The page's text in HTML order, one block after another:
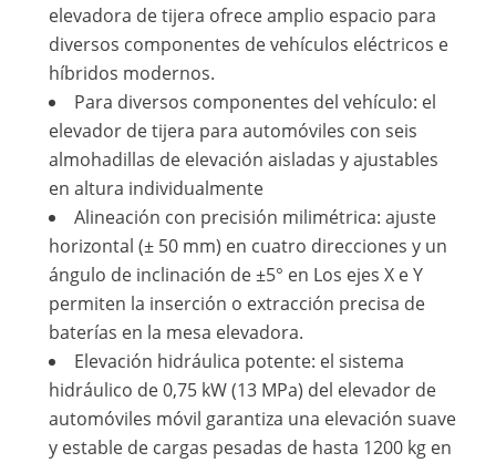
elevadora de tijera ofrece amplio espacio para
diversos componentes de vehículos eléctricos e
híbridos modernos.
Para diversos componentes del vehículo: el
elevador de tijera para automóviles con seis
almohadillas de elevación aisladas y ajustables
en altura individualmente
Alineación con precisión milimétrica: ajuste
horizontal (± 50 mm) en cuatro direcciones y un
ángulo de inclinación de ±5° en Los ejes X e Y
permiten la inserción o extracción precisa de
baterías en la mesa elevadora.
Elevación hidráulica potente: el sistema
hidráulico de 0,75 kW (13 MPa) del elevador de
automóviles móvil garantiza una elevación suave
y estable de cargas pesadas de hasta 1200 kg en